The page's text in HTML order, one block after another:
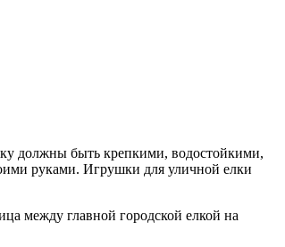
должны быть крепкими, водостойкими,
руками. Игрушки для уличной елки
между главной городской елкой на